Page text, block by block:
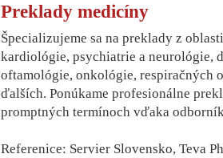
Preklady medicíny
Špecializujeme sa na preklady z
kardiológie, psychiatrie a neurológie,
oftamológie, onkológie, respiračných
ďalších. Ponúkame profesionálne
promptných termínoch vďaka
Referenice: Servier Slovensko, Teva